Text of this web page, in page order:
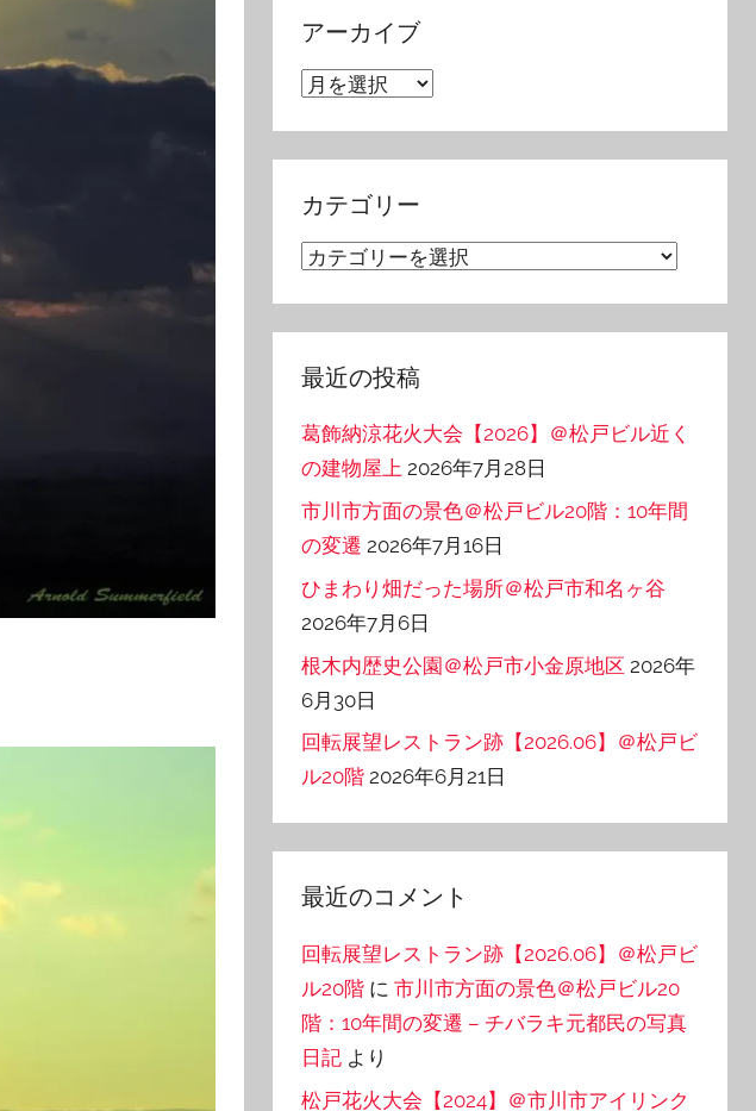
アーカイブ
ア
ブ
カテゴリー
カ
ー
最近の投稿
葛飾納涼花火大会【2026】＠松戸ビル近く
の建物屋上 2026年7月28日
市川市方面の景色＠松戸ビル20階：10年間
の変遷 2026年7月16日
ひまわり畑だった場所＠松戸市和名ヶ谷
2026年7月6日
根木内歴史公園＠松戸市小金原地区 2026年
6月30日
回転展望レストラン跡【2026.06】＠松戸ビ
ル20階 2026年6月21日
最近のコメント
回転展望レストラン跡【2026.06】＠松戸ビ
ル20階 に市川市方面の景色＠松戸ビル20
階：10年間の変遷 – チバラキ元都民の写真
日記 より
松戸花火大会【2024】＠市川市アイリンク